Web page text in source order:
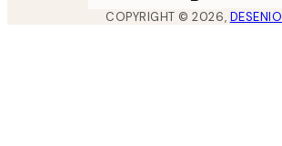
COPYRIGHT ©2026, DESENIO